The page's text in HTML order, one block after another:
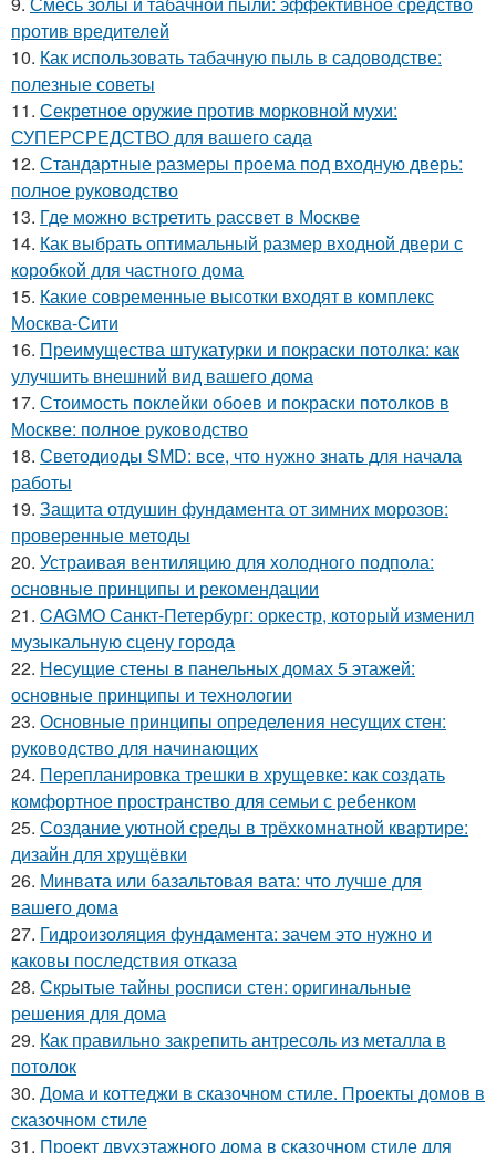
против вредителей
10. Как использовать табачную пыль в садоводстве:
полезные советы
11. Секретное оружие против морковной мухи:
СУПЕРСРЕДСТВО для вашего сада
12. Стандартные размеры проема под входную дверь:
полное руководство
13. Где можно встретить рассвет в Москве
14. Как выбрать оптимальный размер входной двери с
коробкой для частного дома
15. Какие современные высотки входят в комплекс
Москва-Сити
16. Преимущества штукатурки и покраски потолка: как
улучшить внешний вид вашего дома
17. Стоимость поклейки обоев и покраски потолков в
Москве: полное руководство
18. Светодиоды SMD: все, что нужно знать для начала
работы
19. Защита отдушин фундамента от зимних морозов:
проверенные методы
20. Устраивая вентиляцию для холодного подпола:
основные принципы и рекомендации
21. CAGMO Санкт-Петербург: оркестр, который изменил
музыкальную сцену города
22. Несущие стены в панельных домах 5 этажей:
основные принципы и технологии
23. Основные принципы определения несущих стен:
руководство для начинающих
24. Перепланировка трешки в хрущевке: как создать
комфортное пространство для семьи с ребенком
25. Создание уютной среды в трёхкомнатной квартире:
дизайн для хрущёвки
26. Минвата или базальтовая вата: что лучше для
вашего дома
27. Гидроизоляция фундамента: зачем это нужно и
каковы последствия отказа
28. Скрытые тайны росписи стен: оригинальные
решения для дома
29. Как правильно закрепить антресоль из металла в
потолок
30. Дома и коттеджи в сказочном стиле. Проекты домов в
сказочном стиле
31. Проект двухэтажного дома в сказочном стиле для